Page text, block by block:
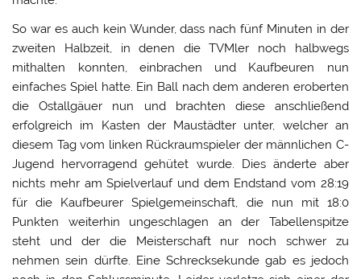
So war es auch kein Wunder, dass nach fünf Minuten in der
zweiten Halbzeit, in denen die TVMler noch halbwegs
mithalten konnten, einbrachen und Kaufbeuren nun
einfaches Spiel hatte. Ein Ball nach dem anderen eroberten
die Ostallgäuer nun und brachten diese anschließend
erfolgreich im Kasten der Maustädter unter, welcher an
diesem Tag vom linken Rückraumspieler der männlichen C-
Jugend hervorragend gehütet wurde. Dies änderte aber
nichts mehr am Spielverlauf und dem Endstand vom 28:19
für die Kaufbeurer Spielgemeinschaft, die nun mit 18:0
Punkten weiterhin ungeschlagen an der Tabellenspitze
steht und der die Meisterschaft nur noch schwer zu
nehmen sein dürfte. Eine Schrecksekunde gab es jedoch